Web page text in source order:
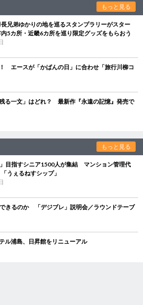
もっと見る
兄弟ゆかりの地を巡るスタンプラリーがスター
5カ所・近畿6カ所を巡り限定グッズをもらおう
エースが「かばんの日」に合わせ「旅行川柳コ
る一文」はどれ？ 最新作『永遠の記憶』発売で
もっと見る
」目指すシニア1500人が集結 マンション管理代
うぇるねすシップ」
きるのか 「デジブレ」説明会／ラウンドテーブ
浦島、日昇館をリニューアル